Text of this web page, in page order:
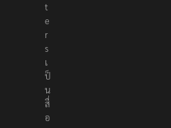
t
e
r
s
เ
ป็
น
สื่
อ